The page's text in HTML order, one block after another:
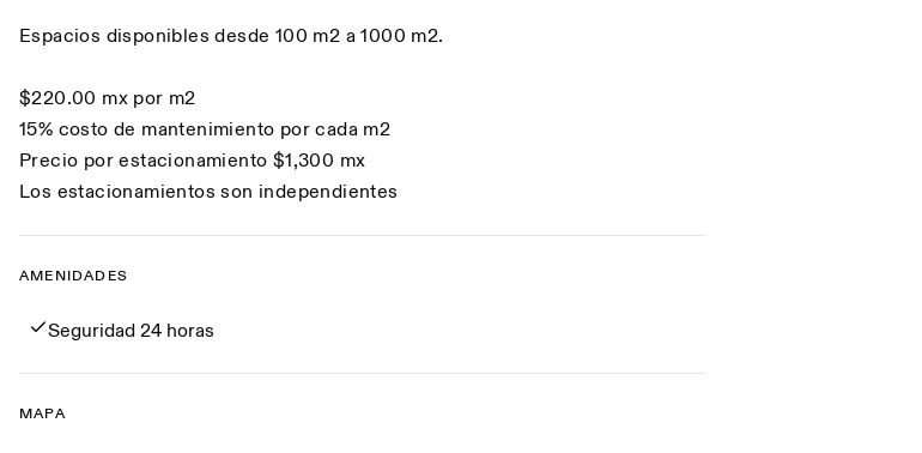
Espacios disponibles desde 100 m2 a 1000 m2.
$220.00 mx por m2
15% costo de mantenimiento por cada m2
Precio por estacionamiento $1,300 mx
Los estacionamientos son independientes
Amenidades
AMENIDADES
Seguridad 24 horas
Mapa
MAPA